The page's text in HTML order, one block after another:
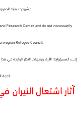
مشروع: حماية
Research Center and do not necessarily
Refugee Council.
إخلاء المسؤولية: الآراء ووجهات النظر الواردة في
الجهة
آثار اشتعال